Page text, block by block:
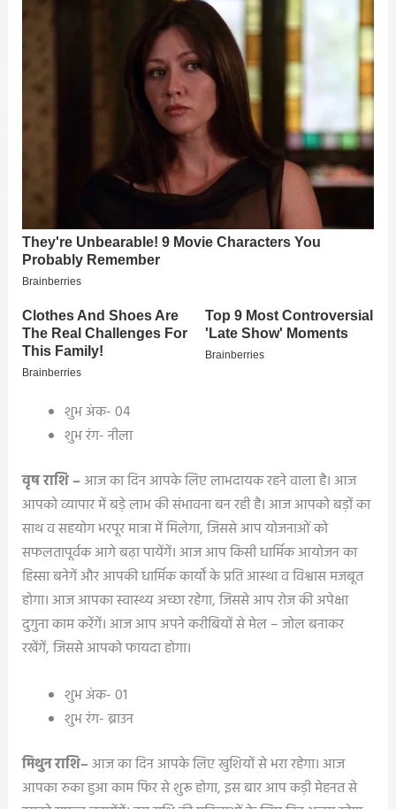
शुभ अंक- 04
शुभ रंग- नीला
वृष राशि –आज का दिन आपके लिए लाभदायक रहने वाला है। आज
आपको व्यापार में बड़े लाभ की संभावना बन रही है। आज आपको बड़ों का
साथ व सहयोग भरपूर मात्रा में मिलेगा, जिससे आप योजनाओं को
सफलतापूर्वक आगे बढ़ा पायेंगें। आज आप किसी धार्मिक आयोजन का
हिस्सा बनेगें और आपकी धार्मिक कार्यों के प्रति आस्था व विश्वास मजबूत
होगा। आज आपका स्वास्थ्य अच्छा रहेगा, जिससे आप रोज की अपेक्षा
दुगुना काम करेंगें। आज आप अपने करीबियों से मेल – जोल बनाकर
रखेंगें, जिससे आपको फायदा होगा।
शुभ अंक- 01
शुभ रंग- ब्राउन
मिथुन राशि–आज का दिन आपके लिए खुशियों से भरा रहेगा। आज
आपका रुका हुआ काम फिर से शुरू होगा, इस बार आप कड़ी मेहनत से